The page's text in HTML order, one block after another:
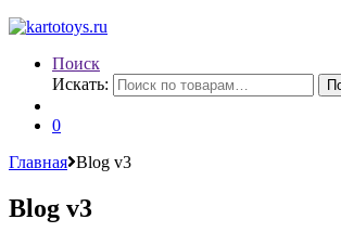
Поиск
Искать:
0
Главная Blog v3
Blog v3